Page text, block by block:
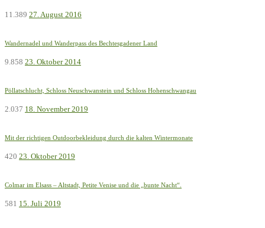
11.389 27. August 2016
Wandernadel und Wanderpass des Bechtesgadener Land
9.858 23. Oktober 2014
Pöllatschlucht, Schloss Neuschwanstein und Schloss Hohenschwangau
2.037 18. November 2019
Mit der richtigen Outdoorbekleidung durch die kalten Wintermonate
420 23. Oktober 2019
Colmar im Elsass – Altstadt, Petite Venise und die „bunte Nacht“.
581 15. Juli 2019